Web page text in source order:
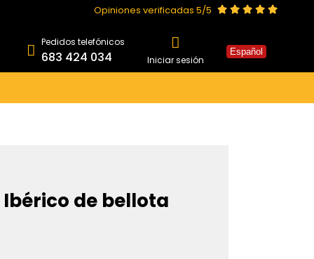
Opiniones verificadas 5/5
Pedidos telefónicos
683 424 034 Iniciar sesión
Español
de bellota